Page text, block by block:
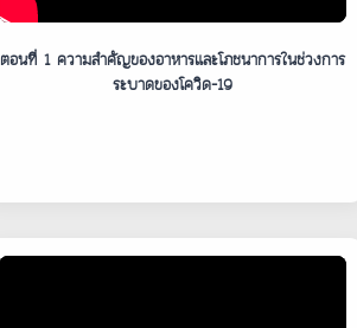
ตอนที่ 1 ความสำคัญของอาหารและโภชนาการในช่วงการ
ระบาดของโควิด-19